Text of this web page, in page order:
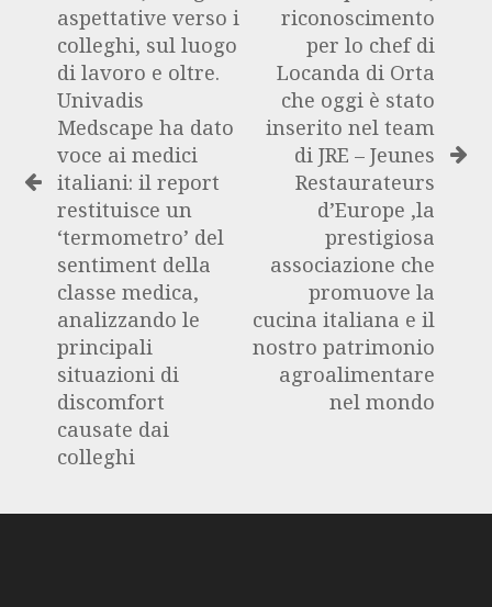
aspettative verso i
colleghi, sul luogo
di lavoro e oltre.
Univadis
Medscape ha dato
voce ai medici
italiani: il report
restituisce un
‘termometro’ del
sentiment della
classe medica,
analizzando le
principali
situazioni di
discomfort
causate dai
colleghi
riconoscimento
per lo chef di
Locanda di Orta
che oggi è stato
inserito nel team
di JRE – Jeunes
Restaurateurs
d’Europe ,la
prestigiosa
associazione che
promuove la
cucina italiana e il
nostro patrimonio
agroalimentare
nel mondo